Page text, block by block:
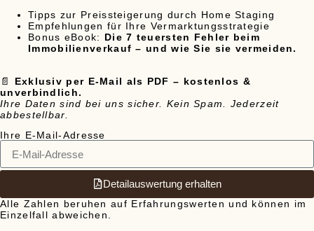
Tipps zur Preissteigerung durch Home Staging
Empfehlungen für Ihre Vermarktungsstrategie
Bonus eBook: Die 7 teuersten Fehler beim
Immobilienverkauf – und wie Sie sie vermeiden.
📄 Exklusiv per E-Mail als PDF – kostenlos &
unverbindlich.
Ihre Daten sind bei uns sicher. Kein Spam. Jederzeit
abbestellbar.
Ihre E-Mail-Adresse
Detailauswertung erhalten
Alle Zahlen beruhen auf Erfahrungswerten und können im
Einzelfall abweichen.